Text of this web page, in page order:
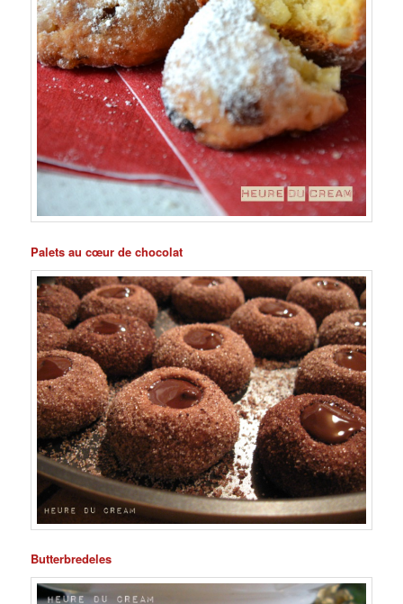
Palets au cœur de chocolat
Butterbredeles